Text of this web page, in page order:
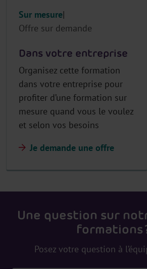
Sur mesure
Offre sur demande
Dans votre entreprise
Organisez cette formation
dans votre entreprise pour
profiter d’une formation sur
mesure quand vous le voulez
et selon vos besoins
Je demande une offre
Une question sur
formations
Posez votre question à